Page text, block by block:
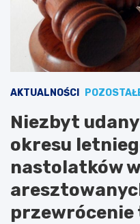
AKTUALNOŚCI
Niezbyt
okresu
nastolatków